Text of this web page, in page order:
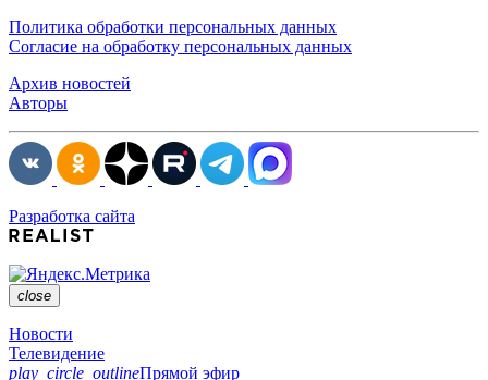
Политика обработки персональных данных
Согласие на обработку персональных данных
Архив новостей
Авторы
Разработка сайта
close
Новости
Телевидение
play_circle_outlineПрямой эфир